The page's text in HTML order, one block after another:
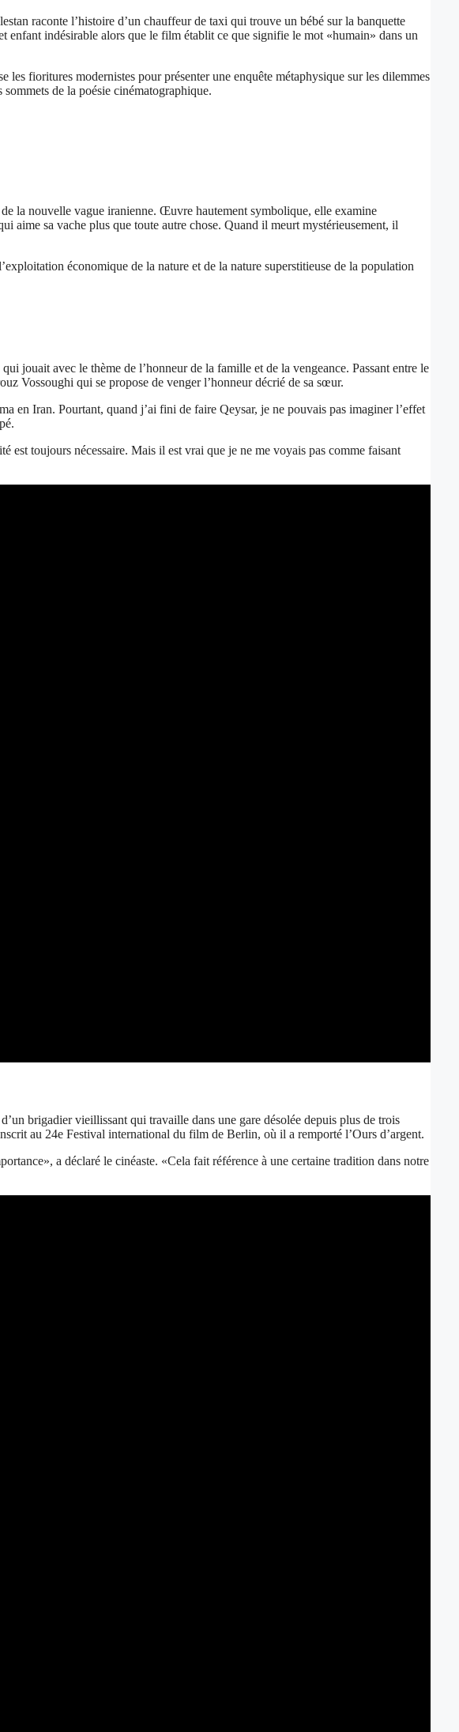
raconte l’histoire d’un chauffeur de taxi qui trouve un bébé sur la banquette
enfant indésirable alors que le film établit ce que signifie le mot «humain» dans un
fioritures modernistes pour présenter une enquête métaphysique sur les dilemmes
de la poésie cinématographique.
la nouvelle vague iranienne. Œuvre hautement symbolique, elle examine
aime sa vache plus que toute autre chose. Quand il meurt mystérieusement, il
économique de la nature et de la nature superstitieuse de la population
jouait avec le thème de l’honneur de la famille et de la vengeance. Passant entre le
Vossoughi qui se propose de venger l’honneur décrié de sa sœur.
en Iran. Pourtant, quand j’ai fini de faire Qeysar, je ne pouvais pas imaginer l’effet
est toujours nécessaire. Mais il est vrai que je ne me voyais pas comme faisant
brigadier vieillissant qui travaille dans une gare désolée depuis plus de trois
au 24e Festival international du film de Berlin, où il a remporté l’Ours d’argent.
a déclaré le cinéaste. «Cela fait référence à une certaine tradition dans notre